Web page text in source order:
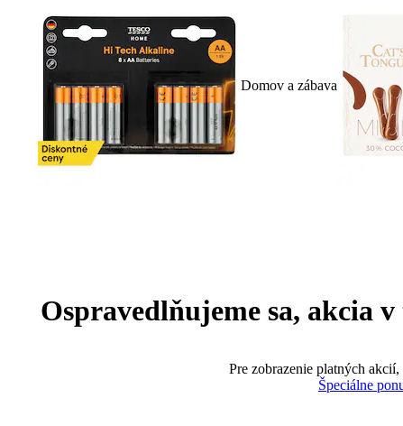
Domov a zábava
Ospravedlňujeme sa, akcia
Pre zobrazenie platných
Špeciálne